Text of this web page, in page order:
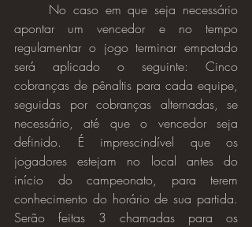
No caso em que seja necessário
apontar um vencedor e no tempo
regulamentar o jogo terminar empatado
será aplicado o seguinte: Cinco
cobranças de pênaltis para cada equipe,
seguidas por cobranças alternadas, se
necessário, até que o vencedor seja
definido. É imprescindível que os
jogadores estejam no local antes do
início do campeonato, para terem
conhecimento do horário de sua partida.
Serão feitas 3 chamadas para os